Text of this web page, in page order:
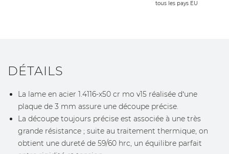
tous les pays EU
DÉTAILS
La lame en acier 1.4116-x50 cr mo v15 réalisée d’une
plaque de 3 mm assure une découpe précise.
La découpe toujours précise est associée à une très
grande résistance ; suite au traitement thermique, on
obtient une dureté de 59/60 hrc, un équilibre parfait